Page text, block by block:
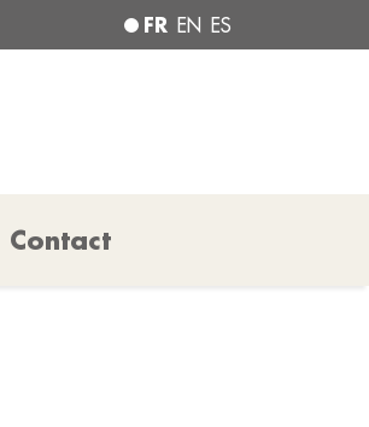
FR EN ES
Contact